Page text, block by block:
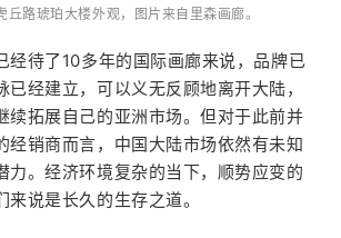
路琥珀大楼外观，图片来自里森画廊。
经待了10多年的国际画廊来说，品牌已
已经建立，可以义无反顾地离开大陆，
续拓展自己的亚洲市场。但对于此前并
经销商而言，中国大陆市场依然有未知
力。经济环境复杂的当下，顺势应变的
说是长久的生存之道。